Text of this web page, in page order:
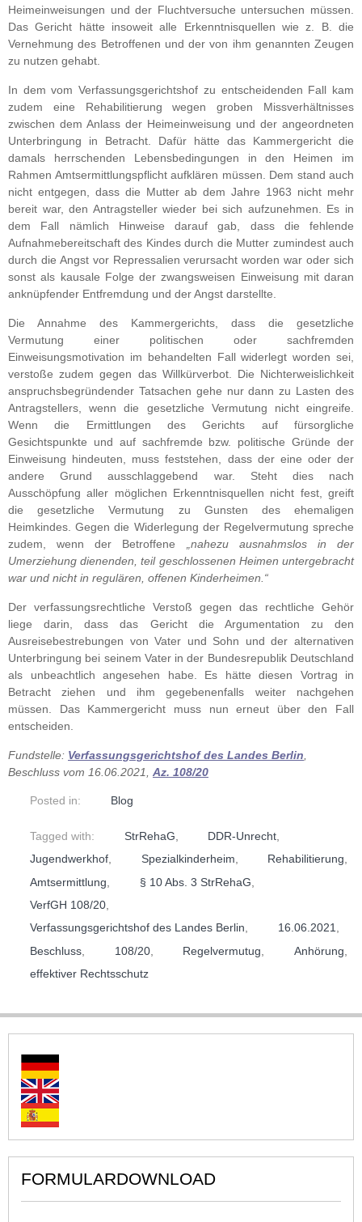
Heimeinweisungen und der Fluchtversuche untersuchen müssen.
Das Gericht hätte insoweit alle Erkenntnisquellen wie z. B. die
Vernehmung des Betroffenen und der von ihm genannten Zeugen
zu nutzen gehabt.
In dem vom Verfassungsgerichtshof zu entscheidenden Fall kam
zudem eine Rehabilitierung wegen groben Missverhältnisses
zwischen dem Anlass der Heimeinweisung und der angeordneten
Unterbringung in Betracht. Dafür hätte das Kammergericht die
damals herrschenden Lebensbedingungen in den Heimen im
Rahmen Amtsermittlungspflicht aufklären müssen. Dem stand auch
nicht entgegen, dass die Mutter ab dem Jahre 1963 nicht mehr
bereit war, den Antragsteller wieder bei sich aufzunehmen. Es in
dem Fall nämlich Hinweise darauf gab, dass die fehlende
Aufnahmebereitschaft des Kindes durch die Mutter zumindest auch
durch die Angst vor Repressalien verursacht worden war oder sich
sonst als kausale Folge der zwangsweisen Einweisung mit daran
anknüpfender Entfremdung und der Angst darstellte.
Die Annahme des Kammergerichts, dass die gesetzliche
Vermutung einer politischen oder sachfremden
Einweisungsmotivation im behandelten Fall widerlegt worden sei,
verstoße zudem gegen das Willkürverbot. Die Nichterweislichkeit
anspruchsbegründender Tatsachen gehe nur dann zu Lasten des
Antragstellers, wenn die gesetzliche Vermutung nicht eingreife.
Wenn die Ermittlungen des Gerichts auf fürsorgliche
Gesichtspunkte und auf sachfremde bzw. politische Gründe der
Einweisung hindeuten, muss feststehen, dass der eine oder der
andere Grund ausschlaggebend war. Steht dies nach
Ausschöpfung aller möglichen Erkenntnisquellen nicht fest, greift
die gesetzliche Vermutung zu Gunsten des ehemaligen
Heimkindes. Gegen die Widerlegung der Regelvermutung spreche
zudem, wenn der Betroffene „nahezu ausnahmslos in der
Umerziehung dienenden, teil geschlossenen Heimen untergebracht
war und nicht in regulären, offenen Kinderheimen.“
Der verfassungsrechtliche Verstoß gegen das rechtliche Gehör
liege darin, dass das Gericht die Argumentation zu den
Ausreisebestrebungen von Vater und Sohn und der alternativen
Unterbringung bei seinem Vater in der Bundesrepublik Deutschland
als unbeachtlich angesehen habe. Es hätte diesen Vortrag in
Betracht ziehen und ihm gegebenenfalls weiter nachgehen
müssen. Das Kammergericht muss nun erneut über den Fall
entscheiden.
Fundstelle: Verfassungsgerichtshof des Landes Berlin,
Beschluss vom 16.06.2021, Az. 108/20
Posted in: Blog
Tagged with: StrRehaG DDR-Unrecht
Jugendwerkhof
Spezialkinderheim Rehabilitierung
Amtsermittlung
§ 10 Abs. 3 StrRehaG
VerfGH 108/20
Verfassungsgerichtshof des Landes Berlin, 16.06.2021,
Beschluss
108/20, Regelvermutug Anhörung
effektiver Rechtsschutz
FORMULARDOWNLOAD